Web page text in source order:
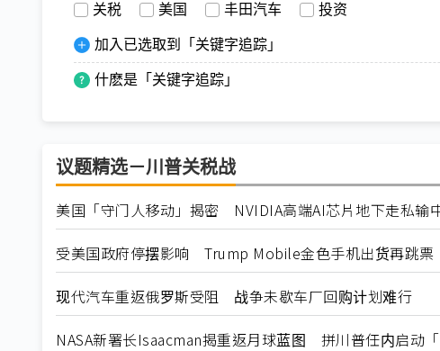
关税 美国 丰田汽车 投资
加入已选取到「关键字追踪」
什麽是「关键字追踪」
议题精选－川普关税战
美国「守门人移动」揭密 NVIDIA高端AI芯片地下走私输
受美国政府停摆影响 Trump Mobile金色手机出货再跳票
现代汽车重返俄罗斯受阻 战争未歇车厂回购计划难行
NASA新署长Isaacman揭重返月球蓝图 拼川普任内启动「